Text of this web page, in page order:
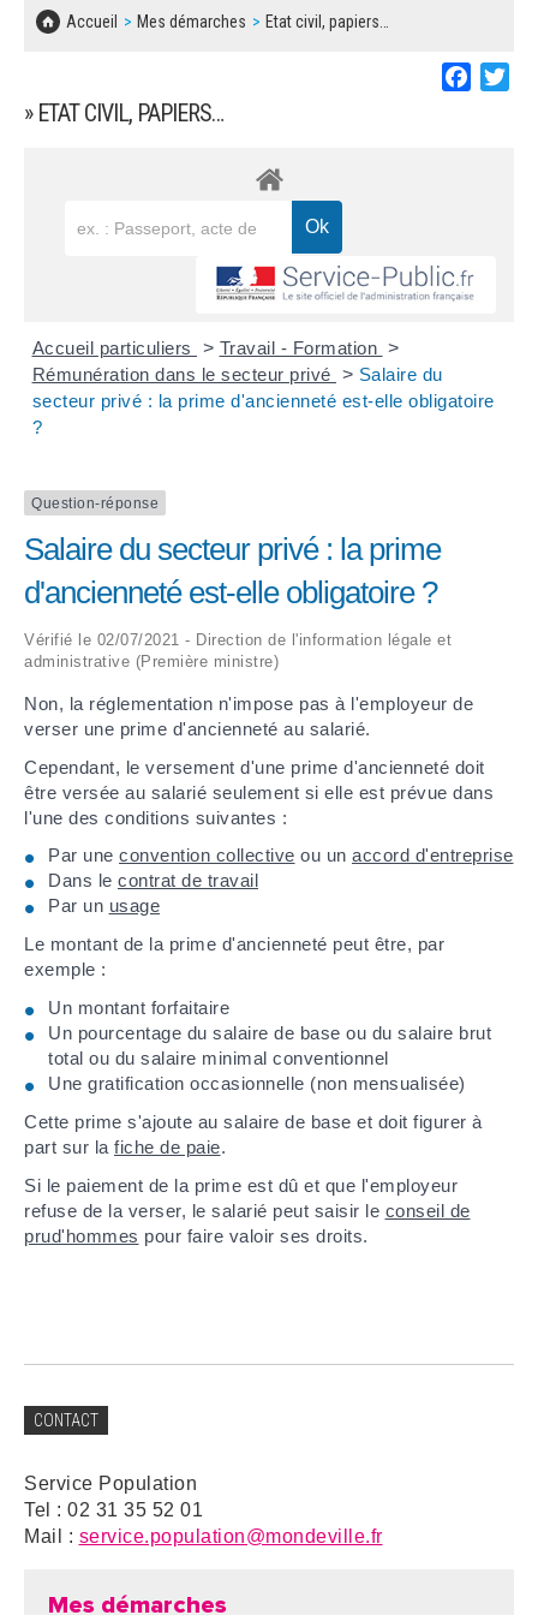
Accueil Mes démarches Etat civil, papiers…
» ETAT CIVIL, PAPIERS…
Accueil particuliers > Travail - Formation >
Rémunération dans le secteur privé > Salaire du
secteur privé : la prime d'ancienneté est-elle obligatoire
?
Question-réponse
Salaire du secteur privé : la prime
d'ancienneté est-elle obligatoire ?
Vérifié le 02/07/2021 - Direction de l'information légale et
administrative (Première ministre)
Non, la réglementation n'impose pas à l'employeur de
verser une prime d'ancienneté au salarié.
Cependant, le versement d'une prime d'ancienneté doit
être versée au salarié seulement si elle est prévue dans
l'une des conditions suivantes :
Par une convention collective ou un accord d'entreprise
Dans le contrat de travail
Par un usage
Le montant de la prime d'ancienneté peut être, par
exemple :
Un montant forfaitaire
Un pourcentage du salaire de base ou du salaire brut
total ou du salaire minimal conventionnel
Une gratification occasionnelle (non mensualisée)
Cette prime s'ajoute au salaire de base et doit figurer à
part sur la fiche de paie.
Si le paiement de la prime est dû et que l'employeur
refuse de la verser, le salarié peut saisir le conseil de
prud'hommes pour faire valoir ses droits.
CONTACT
Service Population
Tel : 02 31 35 52 01
Mail : service.population@mondeville.fr
Mes démarches
CONCERTATIONS PUBLIQUES
SOLIDARITÉ, LOGEMENT
SÉNIORS
DECHETS
SIGNALEMENTS
BESOIN D'UNE AIDE ?
LES ASSOCIATIONS
MARCHÉS PUBLICS
DOCUMENT D'INFORMATION COMMUNAL
REGLEMENT LOCAL DE PUBLICITÉ
DECLARATION DE DEMARCHAGE
DOSSIER DE DEMANDE DE SUBVENTION
DEMANDE DE PRÊT DE MATERIEL
ARRÊTÉS MUNICIPAUX
DÉLIBÉRATIONS